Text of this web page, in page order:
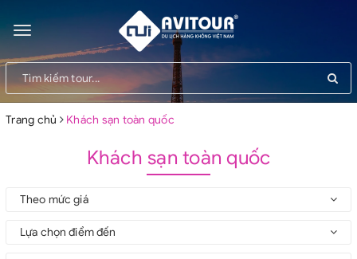
Toggle
navigation
Trang chủ Khách sạn toàn quốc
Khách sạn toàn quốc
Theo mức giá
Lựa chọn điểm đến